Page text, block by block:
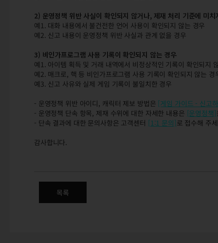
2) 운영정책 위반 사실이 확인되지 않거나, 제재 처리 기준에 미치
예1. 대화 내용에서 불건전한 언어 사용이 확인되지 않는 경우
예2. 신고 내용이 운영정책 위반 사실과 관계 없을 경우
3) 비인가프로그램 사용 기록이 확인되지 않는 경우
예1. 아이템 획득 및 거래 내역에서 비정상적인 기록이 확인되지
예2. 매크로, 핵 등 비인가프로그램 사용 기록이 확인되지 않는 경
예3. 신고 사유와 실제 게임 기록이 불일치한 경우
- 운영정책 위반 아이디, 캐릭터 제보 방법은 [게임 가이드 - 신고
- 운영정책 단속 항목, 제재 수위에 대한 자세한 내용은 [운영정책]
- 단속 결과에 대한 문의사항은 고객센터 [1:1 문의] 로 접수해 주
감사합니다.
목록